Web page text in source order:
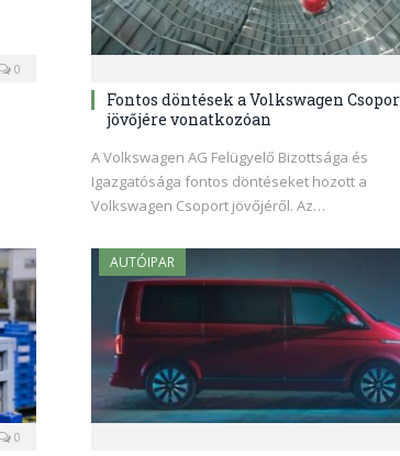
0
Fontos döntések a Volkswagen
jövőjére vonatkozóan
A Volkswagen AG Felügyelő Bizottsága és
Igazgatósága fontos döntéseket hozott a
Volkswagen Csoport jövőjéről. Az…
0
AUTÓIPAR